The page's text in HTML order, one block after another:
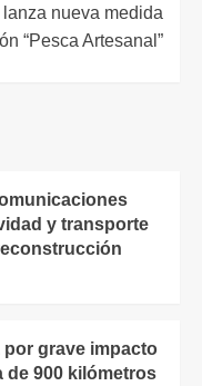
nueva medida
“Pesca Artesanal”
y transporte
grave impacto
900 kilómetros